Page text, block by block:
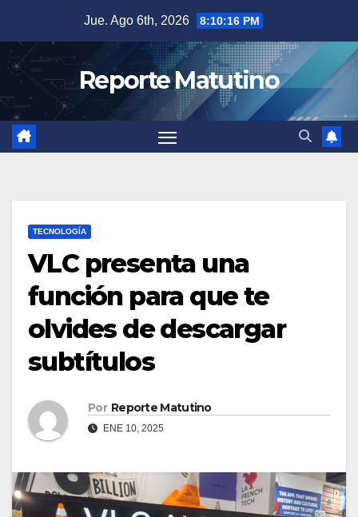
contenido
Jue. Ago 6th, 2026 8:10:17 PM
Reporte Matutino
TECNOLOGÍA
VLC presenta una
función para que te
olvides de descargar
subtítulos
Por Reporte Matutino
ENE 10, 2025